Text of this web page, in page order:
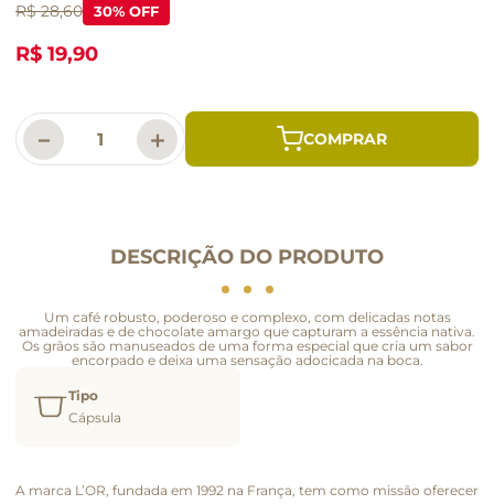
R$ 28,60 30% OFF
R$ 19,90
＋
－
DESCRIÇÃO DO PRODUTO
Um café robusto, poderoso e complexo, com delicadas notas
amadeiradas e de chocolate amargo que capturam a essência nativa.
Os grãos são manuseados de uma forma especial que cria um sabor
encorpado e deixa uma sensação adocicada na boca.
Tipo
Cápsula
A marca L’OR, fundada em 1992 na França, tem como missão oferecer